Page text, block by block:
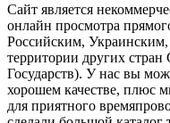
Сайт является
онлайн просмотра
Российским,
территории других
Государств). У нас вы
хорошем качестве, плюс
для приятного